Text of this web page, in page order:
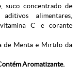
suco concentrado de
alimentares,
C e corante
de Menta e Mirtilo da
Aromatizante.